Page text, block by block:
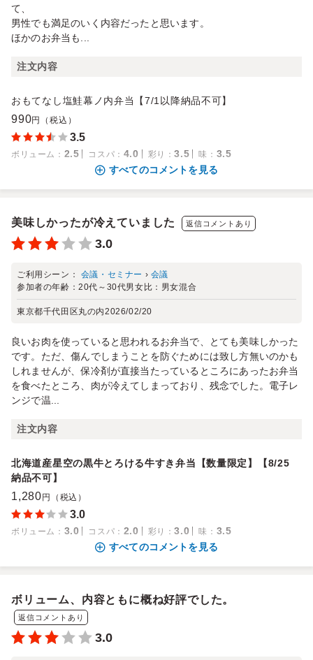
て、
男性でも満足のいく内容だったと思います。
ほかのお弁当も...
注文内容
おもてなし塩鮭幕ノ内弁当【7/1以降納品不可】
990円（税込）
3.5
ボリューム ： 2.5 コスパ ： 4.0 彩り ：3.5 味 ： 3.5
すべてのコメントを見る
美味しかったが冷えていました 返信コメントあり
3.0
ご利用シーン： 会議・セミナー › 会議
参加者の年齢：20代～30代男女比： 男女混合
東京都千代田区丸の内2026/02/20
良いお肉を使っていると思われるお弁当で、とても美味しかった
です。ただ、傷んでしまうことを防ぐためには致し方無いのかも
しれませんが、保冷剤が直接当たっているところにあったお弁当
を食べたところ、肉が冷えてしまっており、残念でした。電子レ
ンジで温...
注文内容
北海道産星空の黒牛とろける牛すき弁当【数量限定】【8/25
納品不可】
1,280 円（税込）
3.0
ボリューム ： 3.0 コスパ ： 2.0 彩り ：3.0 味 ： 3.5
すべてのコメントを見る
ボリューム、内容ともに概ね好評でした。
返信コメントあり
3.0